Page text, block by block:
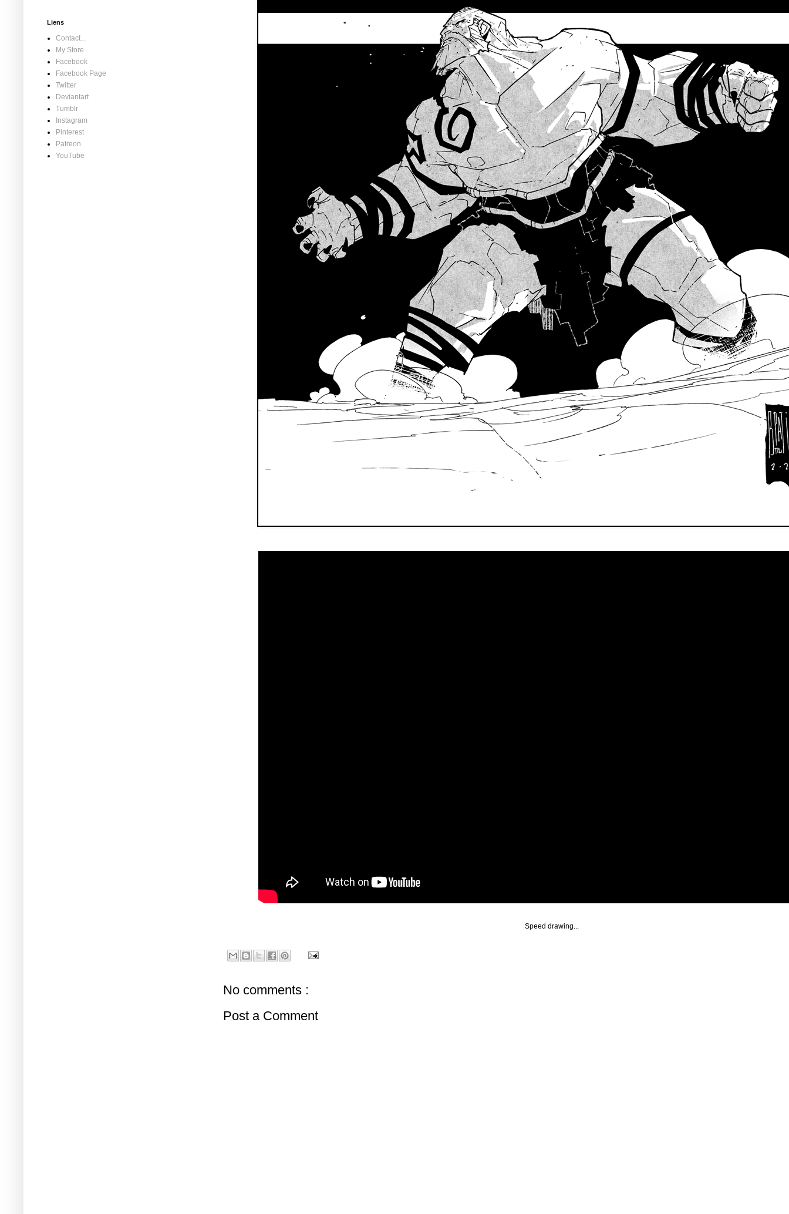
Speed drawing...
No comments :
Post a Comment
Liens
Contact...
My Store
Facebook
Facebook Page
Twitter
Deviantart
Tumblr
Instagram
Pinterest
Patreon
YouTube